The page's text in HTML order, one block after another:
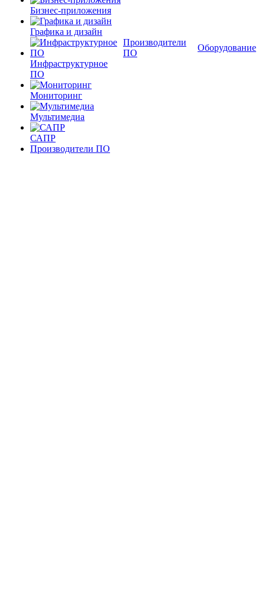
Бизнес-приложения
Графика и дизайн
Инфраструктурное
ПО
Мониторинг
Мультимедиа
САПР
Производители ПО
Производители
ПО
Оборудование